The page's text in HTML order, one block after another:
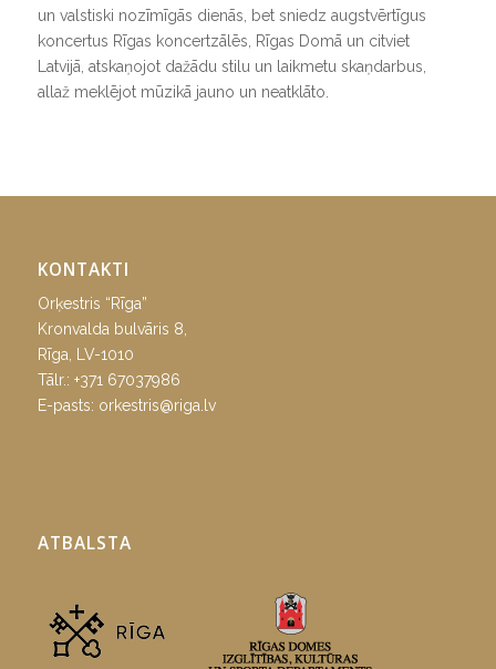
un valstiski nozīmīgās dienās, bet sniedz augstvērtīgus
koncertus Rīgas koncertzālēs, Rīgas Domā un citviet
Latvijā, atskaņojot dažādu stilu un laikmetu skaņdarbus,
allaž meklējot mūzikā jauno un neatklāto.
KONTAKTI
Orķestris “Rīga”
Kronvalda bulvāris 8,
Rīga, LV-1010
Tālr.: +371 67037986
E-pasts: orkestris@riga.lv
ATBALSTA